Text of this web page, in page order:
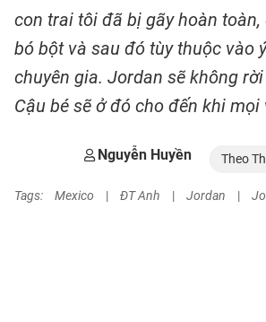
con trai tôi đã bị gãy hoàn toàn,
bó bột và sau đó tùy thuộc vào
chuyên gia. Jordan sẽ không
Cậu bé sẽ ở đó cho đến khi mọi
Nguyễn Huyền Theo
Tags: Mexico | ĐT Anh | Jordan |